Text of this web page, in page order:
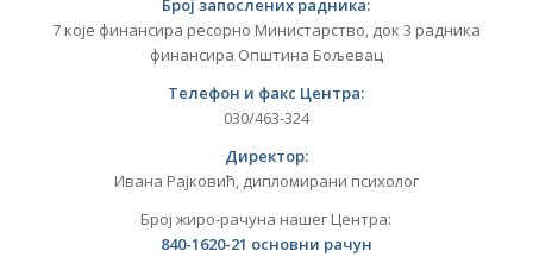
Број запослених радника:
7 које финансира ресорно Министарство, док 3 радника
финансира Општина Бољевац
Телефон и факс Центра:
030/463-324
Директор:
Ивана Рајковић, дипломирани психолог
Број жиро-рачуна нашег Центра:
840-1620-21 основни рачун